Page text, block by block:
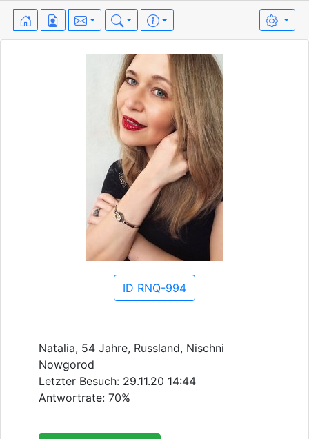
ID RNQ-994
Natalia, 54 Jahre, Russland, Nischni
Nowgorod
Letzter Besuch: 29.11.20 14:44
Antwortrate: 70%